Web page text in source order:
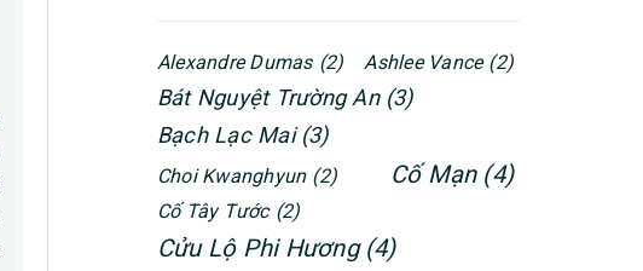
Alexandre Dumas (2) Ashlee Vance (2)
Bát Nguyệt Trường An (3)
Bạch Lạc Mai (3)
Choi Kwanghyun (2) Cố Mạn (4)
Cố Tây Tước (2)
Cửu Lộ Phi Hương (4)